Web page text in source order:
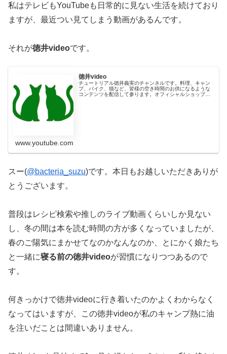
私はテレビもYouTubeも日常的に見ない生活を続けており
ますが、最近つい見てしまう動画があるんです。
それが徳井videoです。
徳井video
チュートリアル徳井義実のチャンネルです。料理、キャン
プ、バイク、猫など、皆様の空き時間のお供になるような
コンテンツを配信して参ります。オフィシャルショップ
www.youtube.com
スー(@bacteria_suzu)です。本日もお越しいただきありが
とうございます。
普段はレシピ検索や推しのライブ動画くらいしか見ない
し、冬の間は本を読む時間の方が多くなっていましたが、
春のご陽気にまかせてなのかなんなのか、とにかく娘たち
と一緒に寝る前の徳井videoが習慣になりつつあるので
す。
何きっかけで徳井videoに行き着いたのかよくわからなく
なってはいますが、この徳井videoが私のキャンプ熱に油
を注いだことは間違いありません。